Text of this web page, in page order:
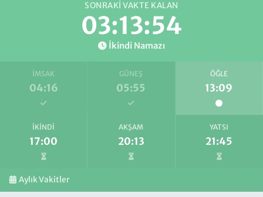
SONRAKI VAKTE KALAN
03:13:53
İkindi Namazı
İMSAK
04:16
GÜNEŞ
05:55
ÖĞLE
13:09
İKINDI
17:00
AKŞAM
20:13
YATSI
21:45
Aylık Vakitler